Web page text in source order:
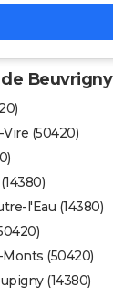
Beuvrigny
(50420)
l'Eau (14380)
(50420)
(14380)